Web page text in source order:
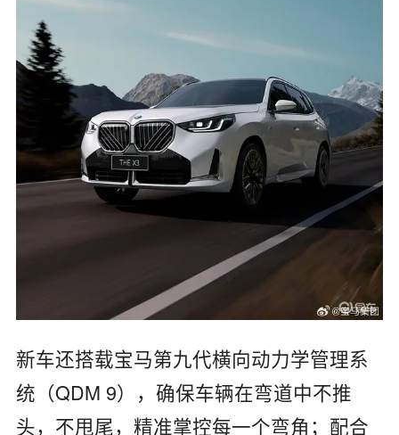
新车还搭载宝马第九代横向动力学管理系
统（QDM 9），确保车辆在弯道中不推
头，不甩尾，精准掌控每一个弯角；配合